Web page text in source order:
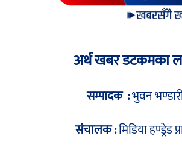
अर्थ खबर डटकमका
सम्पादक :भुवन
संचालक :मिडिया हण्ड्रेड